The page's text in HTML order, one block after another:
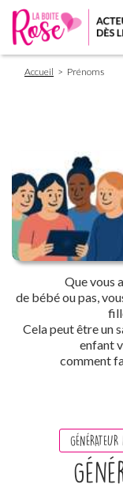
Fil
d'Ariane
Accueil Prénoms
ParagraphsQue vous
de bébé ou pas,
Cela peut être un
enfant
comment
GÉNÉRATEUR